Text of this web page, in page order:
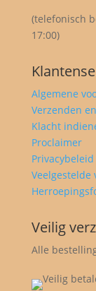
(telefonisch
17:00)
Algemene
Verzenden
Klacht
Proclaimer
Privacybeleid
Veelgestelde
Veilig
Alle